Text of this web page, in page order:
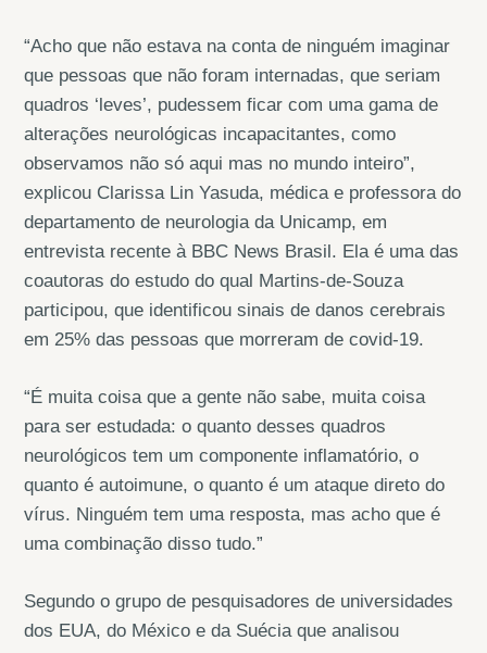
“Acho que não estava na conta de ninguém imaginar
que pessoas que não foram internadas, que seriam
quadros ‘leves’, pudessem ficar com uma gama de
alterações neurológicas incapacitantes, como
observamos não só aqui mas no mundo inteiro”,
explicou Clarissa Lin Yasuda, médica e professora do
departamento de neurologia da Unicamp, em
entrevista recente à BBC News Brasil. Ela é uma das
coautoras do estudo do qual Martins-de-Souza
participou, que identificou sinais de danos cerebrais
em 25% das pessoas que morreram de covid-19.
“É muita coisa que a gente não sabe, muita coisa
para ser estudada: o quanto desses quadros
neurológicos tem um componente inflamatório, o
quanto é autoimune, o quanto é um ataque direto do
vírus. Ninguém tem uma resposta, mas acho que é
uma combinação disso tudo.”
Segundo o grupo de pesquisadores de universidades
dos EUA, do México e da Suécia que analisou